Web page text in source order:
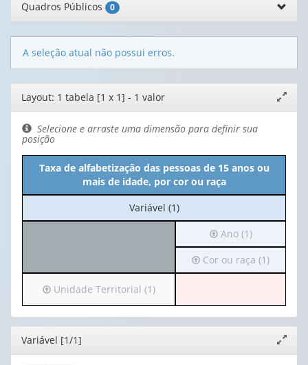
Quadros Públicos 0
A seleção atual não possui erros.
Editor
de
layout
janela
Layout: 1 tabela [1 x 1] - 1 valor
Selecione e arraste uma dimensão para definir sua
posição
Taxa de alfabetização das pessoas de 15 anos ou
mais de idade, por cor ou raça
No
cabeçalho:
Variável (1)
Irá
para
o
cabeçalho
1
valor):
Ano
Ano (1)
Irá
para
(possui
apenas
valor):
Cor ou raça (1)
Irá
para
o
cabeçalho
(possui
apenas
Unidade Territorial (1)
Editor
janela
Variável [1/1]